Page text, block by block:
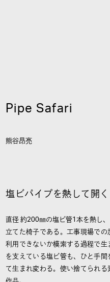
Pipe Safari
熊谷昂亮
塩ビパイプを熱して開
直径 約200㎜の塩ビ管1本を熱し
立てた椅子である。工事現場で
利用できないか模索する過程で
を支えている塩ビ管も、ひと手
て生まれ変わる。使い捨てられ